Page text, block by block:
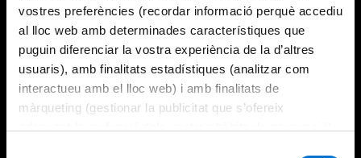
vostres preferències (recordar informació perquè accediu
al lloc web amb determinades característiques que
puguin diferenciar la vostra experiència de la d’altres
usuaris), amb finalitats estadístiques (analitzar com
interactueu amb el lloc web) i amb finalitats de
màrqueting (gestionar la publicitat que s’ofereix